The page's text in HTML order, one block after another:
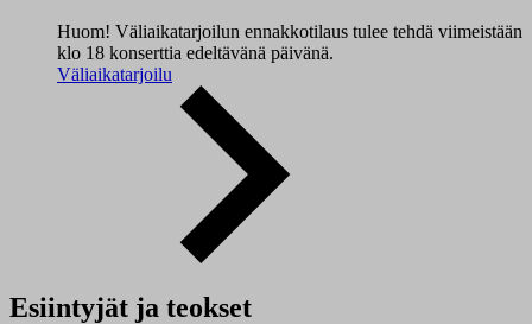
Huom! Väliaikatarjoilun ennakkotilaus tulee tehdä viimeistään
klo 18 konserttia edeltävänä päivänä.
Väliaikatarjoilu
Esiintyjät ja teokset